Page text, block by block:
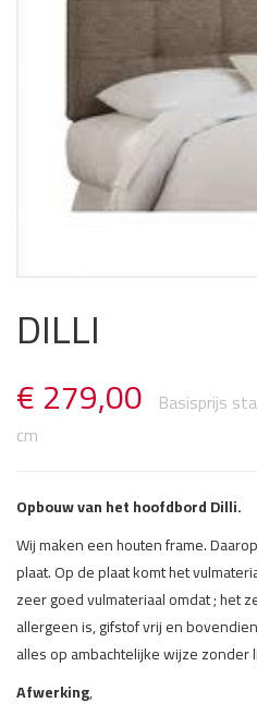
DILLI
€279,00
Opbouw van het hoofdbord Dilli.
Wij maken een houten frame.
plaat. Op de plaat komt het
zeer goed vulmateriaal omdat ; het
allergeen is, gifstof vrij en
alles op ambachtelijke wijze zonder
Afwerking,